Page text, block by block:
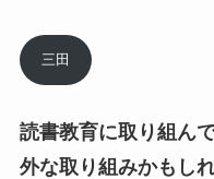
三田
読書教育に取り組ん
外な取り組みかもしれ